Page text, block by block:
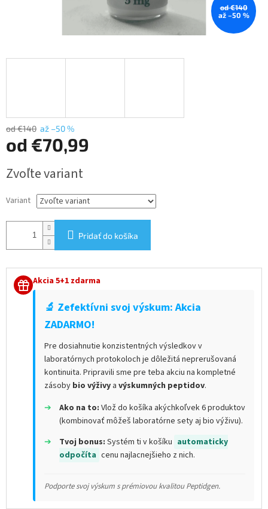
od €140
až –50 %
od €140 až –50 %
od €70,99
cena:
Zvoľte variant
Variant
Pridať do košíka
Akcia 5+1 zdarma
🔬 Zefektívni svoj výskum: Akcia
ZADARMO!
Pre dosiahnutie konzistentných výsledkov v
laboratórnych protokoloch je dôležitá neprerušovaná
kontinuita. Pripravili sme pre teba akciu na kompletné
zásoby bio výživy a výskumných peptidov.
➔
Ako na to: Vlož do košíka akýchkoľvek 6 produktov
(kombinovať môžeš laboratórne sety aj bio výživu).
➔
Tvoj bonus: Systém ti v košíku automaticky
odpočíta cenu najlacnejšieho z nich.
Podporte svoj výskum s prémiovou kvalitou Peptidgen.